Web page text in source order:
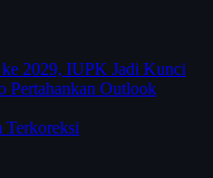
2029, IUPK Jadi Kunci
Pertahankan Outlook
Terkoreksi